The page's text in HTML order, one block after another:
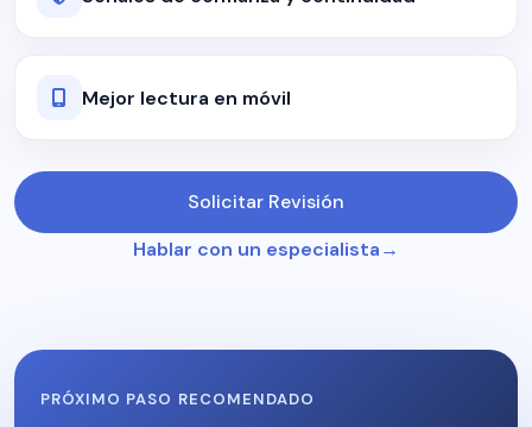
Mejor lectura en móvil
Solicitar Revisión
Hablar con un especialista
PRÓXIMO PASO RECOMENDADO